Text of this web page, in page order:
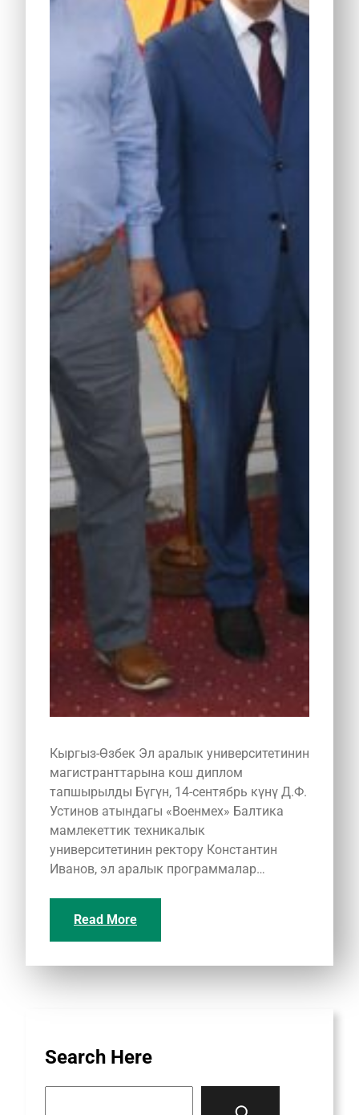
Кыргыз-Өзбек Эл аралык университетинин
магистранттарына кош диплом
тапшырылды Бүгүн, 14-сентябрь күнү Д.Ф.
Устинов атындагы «Военмех» Балтика
мамлекеттик техникалык
университетинин ректору Константин
Иванов, эл аралык программалар…
Read More
Search Here